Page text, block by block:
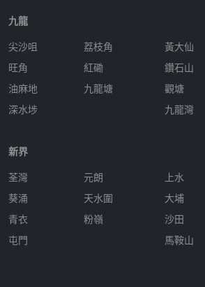
九龍
尖沙咀
旺角
油麻地
深水埗
荔枝角
紅磡
九龍塘
黃大仙
鑽石山
觀塘
九龍灣
新界
荃灣
葵涌
青衣
屯門
元朗
天水圍
粉嶺
上水
大埔
沙田
馬鞍山